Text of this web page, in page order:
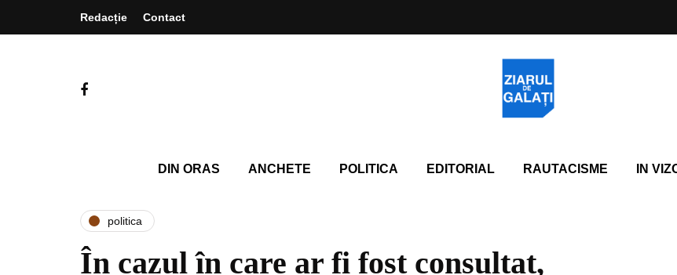
Redacție Contact
DIN ORAS ANCHETE POLITICA EDITORIAL RAUTACISME IN
politica
În cazul în care ar fi fost consultat,